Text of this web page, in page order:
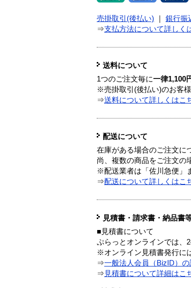
売掛取引(後払い) 銀行振
⇒支払方法について詳しく
送料について
1つのご注文毎に一律1,100
※売掛取引(後払い)のお客
⇒送料について詳しくはこ
配送について
在庫がある場合のご注文に
尚、複数の商品をご注文の
※配送業者は「佐川急便」
⇒配送について詳しくはこ
見積書・請求書・納品書
■見積書について
ぷらっとオンラインでは、
※オンライン見積書発行に
⇒一般法人会員（BizID）
⇒ 見積書について詳細はこ